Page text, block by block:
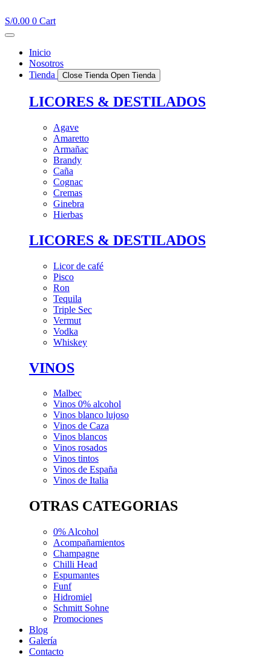
al
contenido
S/0.00 0 Cart
Inicio
Nosotros
Tienda
Close Tienda Open Tienda
LICORES & DESTILADOS
Agave
Amaretto
Armañac
Brandy
Caña
Cognac
Cremas
Ginebra
Hierbas
LICORES & DESTILADOS
Licor de café
Pisco
Ron
Tequila
Triple Sec
Vermut
Vodka
Whiskey
VINOS
Malbec
Vinos 0% alcohol
Vinos blanco lujoso
Vinos de Caza
Vinos blancos
Vinos rosados
Vinos tintos
Vinos de España
Vinos de Italia
OTRAS CATEGORIAS
0% Alcohol
Acompañamientos
Champagne
Chilli Head
Espumantes
Funf
Hidromiel
Schmitt Sohne
Promociones
Blog
Galería
Contacto